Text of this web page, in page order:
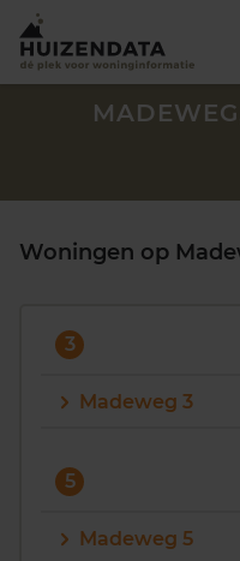
Zoek een woning
Woningen op
3
Madeweg 3
5
Madeweg 5